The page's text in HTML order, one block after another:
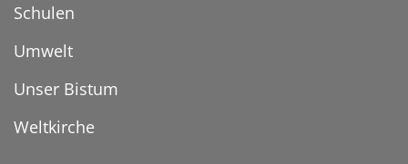
Schulen
Umwelt
Unser Bistum
Weltkirche